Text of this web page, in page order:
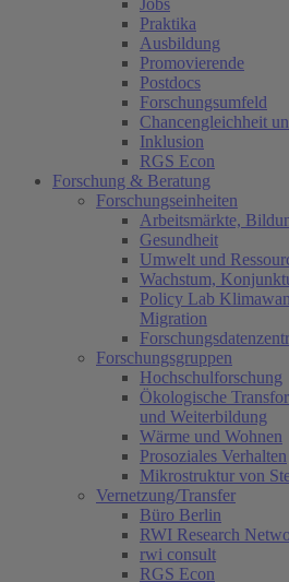
Jobs
Praktika
Ausbildung
Promovierende
Postdocs
Forschungsumfeld
Chancengleichheit
Inklusion
RGS Econ
Forschung & Beratung
Forschungseinheiten
Arbeitsmärkte,
Gesundheit
Umwelt und
Wachstum,
Policy Lab
Migration
Forschungsgruppen
Hochschulforschung
Ökologische
und Weiterbildung
Wärme und Wohnen
Prosoziales Verhalten
Mikrostruktur von
Vernetzung/Transfer
Büro Berlin
RWI Research
rwi consult
RGS Econ